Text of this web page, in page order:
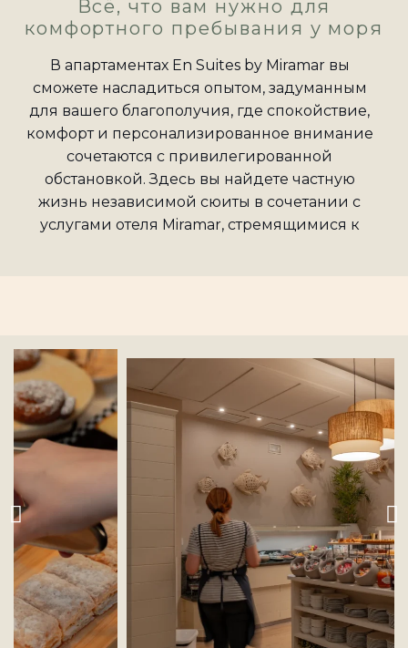
Всё, что вам нужно для
комфортного пребывания у моря
В апартаментах En Suites by Miramar вы
сможете насладиться опытом, задуманным
для вашего благополучия, где спокойствие,
комфорт и персонализированное внимание
сочетаются с привилегированной
обстановкой. Здесь вы найдете частную
жизнь независимой сюиты в сочетании с
услугами отеля Miramar, стремящимися к